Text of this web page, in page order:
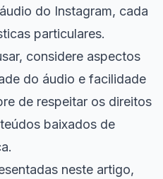
do Instagram, cada
particulares.
considere aspectos
do áudio e facilidade
de respeitar os direitos
baixados de
neste artigo,